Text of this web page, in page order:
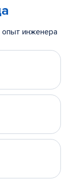
инженера